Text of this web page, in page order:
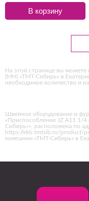
В корзину
На этой странице вы
(MH) «ТМТ-Сибирь» в
необходимое количество и
Швейное оборудование и
«Приспособление JZ А11 1/
Сибирь»», расположена по
https://ekb.tmtsib.ru/product/
компании «ТМТ-Сибирь» в